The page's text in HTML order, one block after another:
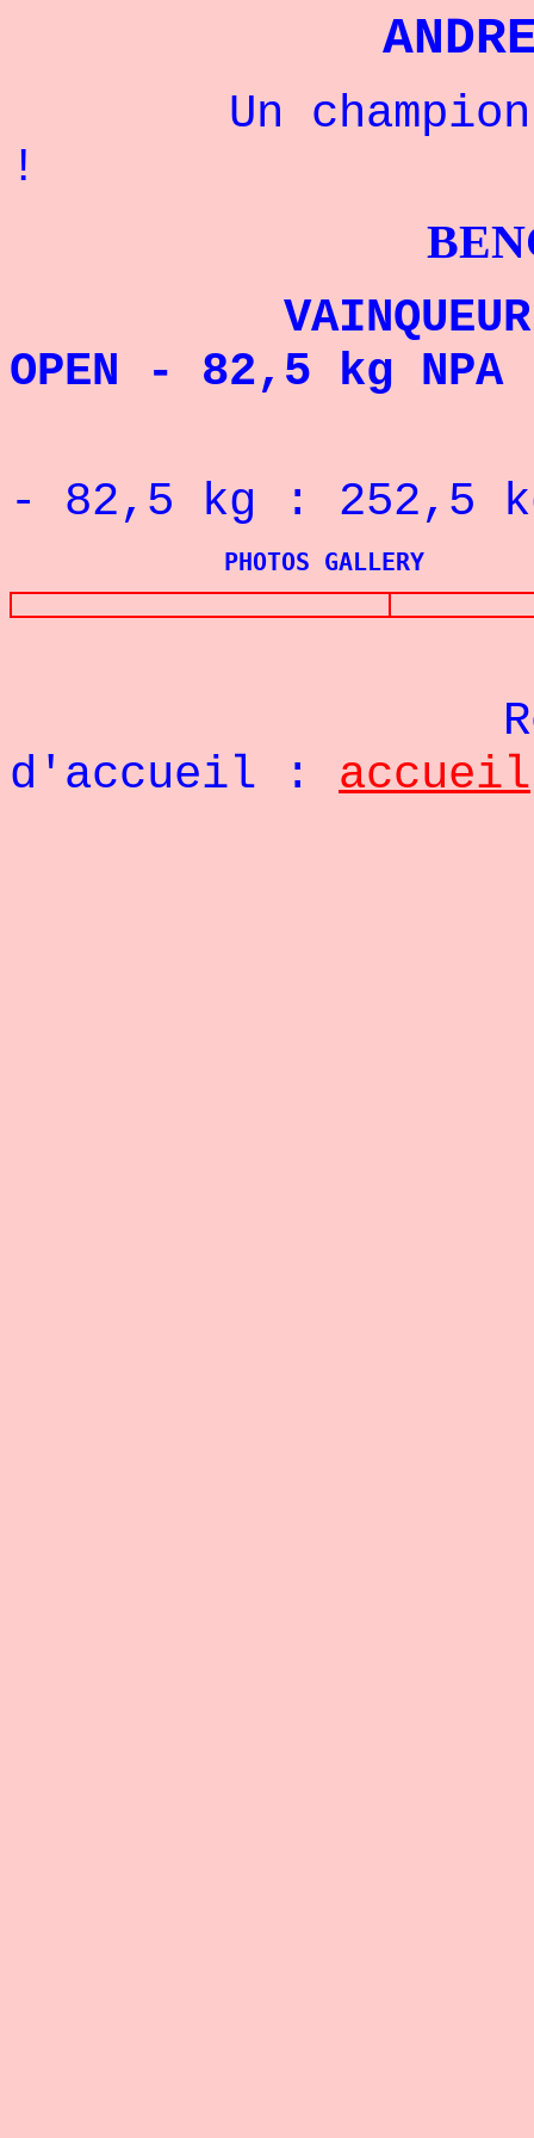
Un champion
!
VAINQUEUR DE
OPEN - 82,5 kg
- 82,5 kg : 252,5
PHOTOS GALLERY
d'accueil : accueil